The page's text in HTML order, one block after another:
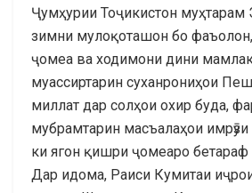
Ҷумҳурии Тоҷикистон
зимни мулоқоташон бо
ҷомеа ва ходимони дини
муассиртарин суханрониҳои
миллат дар солҳои охир буда,
мубрамтарин масъалаҳои
ки ягон қишри ҷомеаро бетараф
Дар идома, Раиси Кумитаи